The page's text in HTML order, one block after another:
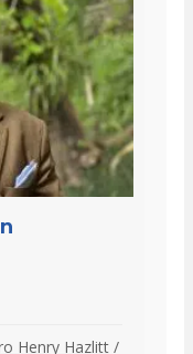
Henry Hazlitt /